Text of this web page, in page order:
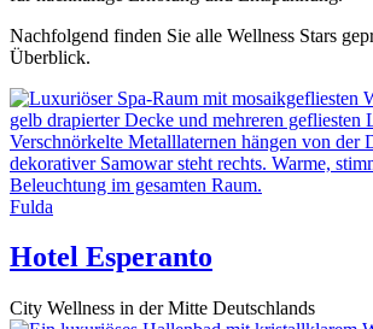
Nachfolgend finden Sie alle Wellness Stars
Überblick.
Fulda
Hotel Esperanto
City Wellness in der Mitte Deutschlands